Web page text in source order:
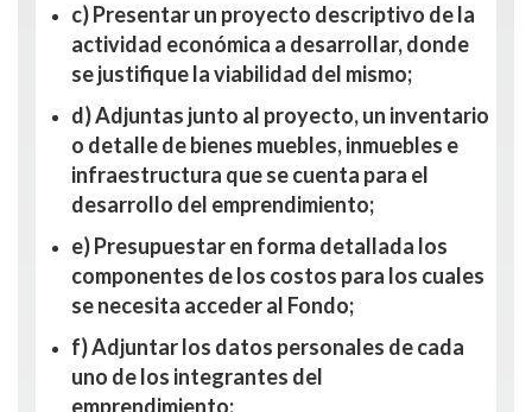
c) Presentar un proyecto descriptivo de la
actividad económica a desarrollar, donde
se justifique la viabilidad del mismo;
d) Adjuntas junto al proyecto, un inventario
o detalle de bienes muebles, inmuebles e
infraestructura que se cuenta para el
desarrollo del emprendimiento;
e) Presupuestar en forma detallada los
componentes de los costos para los cuales
se necesita acceder al Fondo;
f) Adjuntar los datos personales de cada
uno de los integrantes del
emprendimiento;